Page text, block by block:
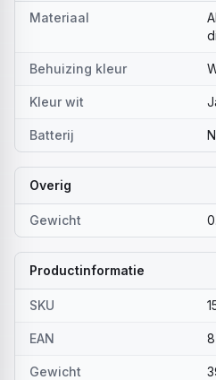
Materiaal
Behuizing kleur
Kleur wit
Batterij
Overig
Gewicht
Productinformatie
SKU
EAN
Gewicht